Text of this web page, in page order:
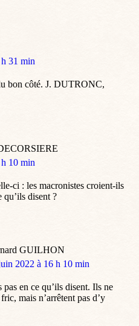
31 min
bon côté. J. DUTRONC,
10 min
ci : les macronistes croient-ils
qu’ils disent ?
GUILHON
2022 à 16 h 10 min
en ce qu’ils disent. Ils ne
mais n’arrêtent pas d’y